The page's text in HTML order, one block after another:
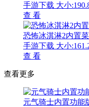
手游下载 大小
查 看
恐怖冰淇淋2内置
手游下载 大小
查 看
查看更多
元气骑士内置功能